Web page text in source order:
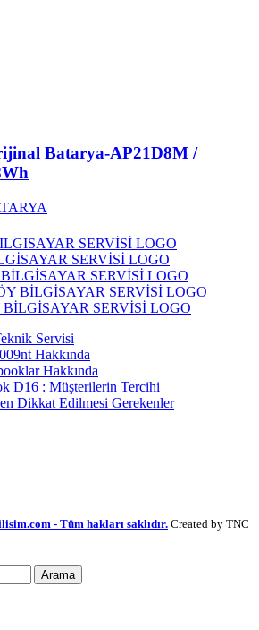
Batarya-AP21D8M /
Servisi
Hakkında
Hakkında
D16 : Müşterilerin Tercihi
Dikkat Edilmesi Gerekenler
- Tüm hakları saklıdır. Created by TNC
Arama